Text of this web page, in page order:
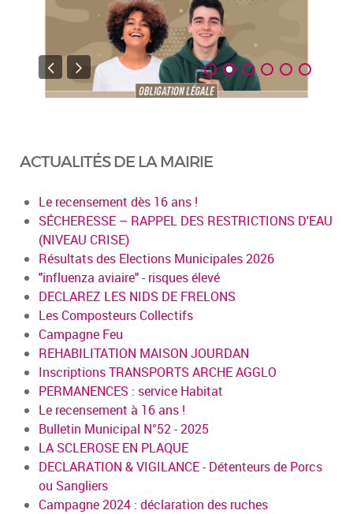
ACTUALITÉS DE LA MAIRIE
Le recensement dès 16 ans !
SÉCHERESSE – RAPPEL DES RESTRICTIONS D'EAU
(NIVEAU CRISE)
Résultats des Elections Municipales 2026
"influenza aviaire" - risques élevé
DECLAREZ LES NIDS DE FRELONS
Les Composteurs Collectifs
Campagne Feu
REHABILITATION MAISON JOURDAN
Inscriptions TRANSPORTS ARCHE AGGLO
PERMANENCES : service Habitat
Le recensement à 16 ans !
Bulletin Municipal N°52 - 2025
LA SCLEROSE EN PLAQUE
DECLARATION & VIGILANCE - Détenteurs de Porcs
ou Sangliers
Campagne 2024 : déclaration des ruches